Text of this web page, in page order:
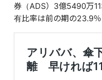
券（ADS）3億5490万
有比率は前の期の23.9％